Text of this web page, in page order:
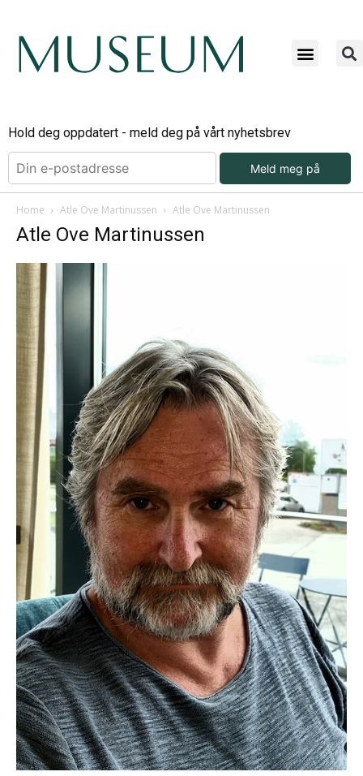
Hold deg oppdatert - meld deg på vårt nyhetsbrev
Meld meg på
Home Atle Ove Martinussen Atle Ove Martinussen
Atle Ove Martinussen